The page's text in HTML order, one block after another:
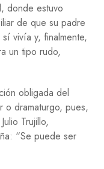
donde estuvo
de que su padre
vivía y, finalmente,
un tipo rudo,
obligada del
o dramaturgo, pues,
Trujillo,
“Se puede ser